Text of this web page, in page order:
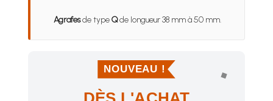
Agrafesde typeQde longueur 38 mm à 50 mm.
NOUVEAU !